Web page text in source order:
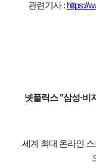
관련기사 : https://
넷플릭스 "삼성·비
세계 최대 온라인 스